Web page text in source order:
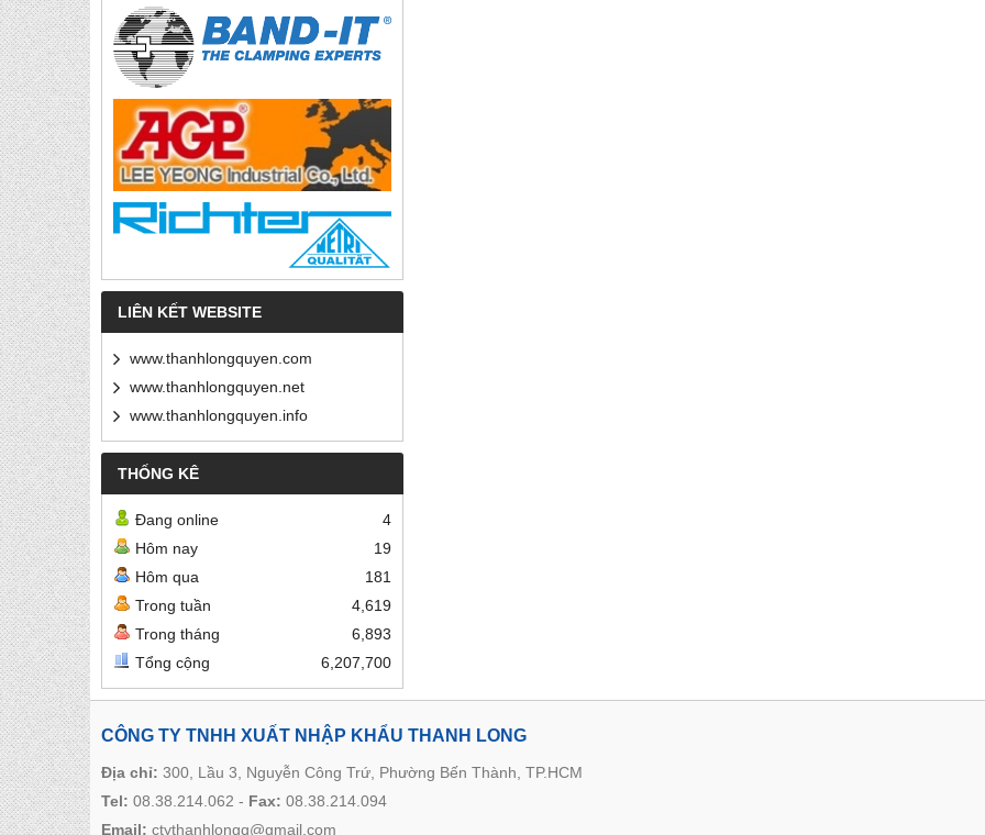
LIÊN KẾT WEBSITE
www.thanhlongquyen.com
www.thanhlongquyen.net
www.thanhlongquyen.info
THỐNG KÊ
Đang online
4
Hôm nay
19
Hôm qua
181
Trong tuần
4,619
Trong tháng
6,893
Tổng cộng
6,207,700
CÔNG TY TNHH XUẤT NHẬP KHẨU THANH LONG
Địa chỉ: 300, Lầu 3, Nguyễn Công Trứ, Phường Bến Thành, TP.HCM
Tel: 08.38.214.062 - Fax: 08.38.214.094
Email: ctythanhlongq@gmail.com